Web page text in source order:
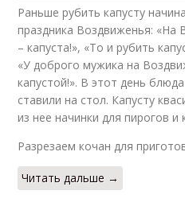
Раньше рубить капусту
праздника Воздвиженья: «На
– капуста!», «То и рубить
«У доброго мужика на
капустой!». В этот день
ставили на стол. Капусту
из нее начинки для пирогов и
Разрезаем кочан для
Читать дальше →